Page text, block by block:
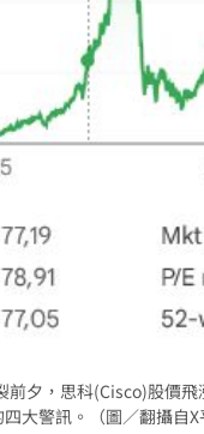
職涯論壇9/12登場！
7s掀足球熱
追星吃美食！
前夕，思科(Cisco)股價
大警訊。（圖／翻攝自